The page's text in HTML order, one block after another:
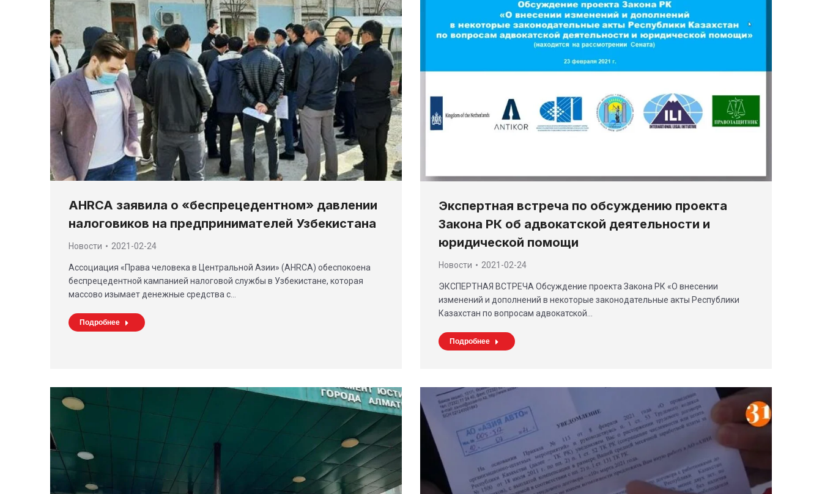
AHRCA заявила о «беспрецедентном» давлении
налоговиков на предпринимателей Узбекистана
Новости 2021-02-24
Ассоциация «Права человека в Центральной Азии» (AHRCA) обеспокоена
беспрецедентной кампанией налоговой службы в Узбекистане, которая
массово изымает денежные средства с…
Подробнее
Экспертная встреча по обсуждению проекта
Закона РК об адвокатской деятельности и
юридической помощи
Новости 2021-02-24
ЭКСПЕРТНАЯ ВСТРЕЧА Обсуждение проекта Закона РК «О внесении
изменений и дополнений в некоторые законодательные акты Республики
Казахстан по вопросам адвокатской…
Подробнее